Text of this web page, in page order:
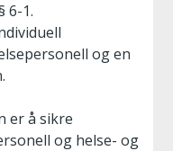
6-1.
og en
er å sikre
og helse- og